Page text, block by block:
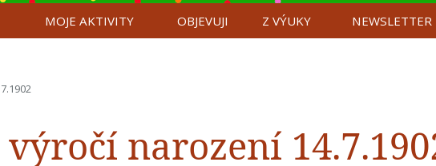
MOJE AKTIVITY OBJEVUJI Z VÝUKY NEWSLETTER
narození